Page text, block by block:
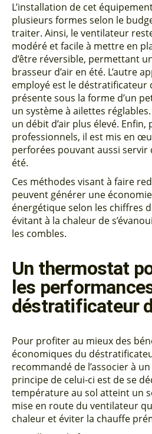
L’installation de cet
plusieurs formes selon le
traiter. Ainsi, le ventilateur
modéré et facile à mettre en
d’être réversible, permettant
brasseur d’air en été. L’autre
employé est le déstratificateur
présente sous la forme d’un
un système à ailettes
un débit d’air plus élevé. Enfin,
professionnels, il est mis en
perforées pouvant aussi servir
été.
Ces méthodes visant à faire
peuvent générer une
énergétique selon les chiffres
évitant à la chaleur de
les combles.
Un thermostat
les
déstratificateur
Pour profiter au mieux des
économiques du
recommandé de l’associer à
principe de celui-ci est de se
température au sol atteint un
mise en route du ventilateur
chaleur et éviter la chauffe